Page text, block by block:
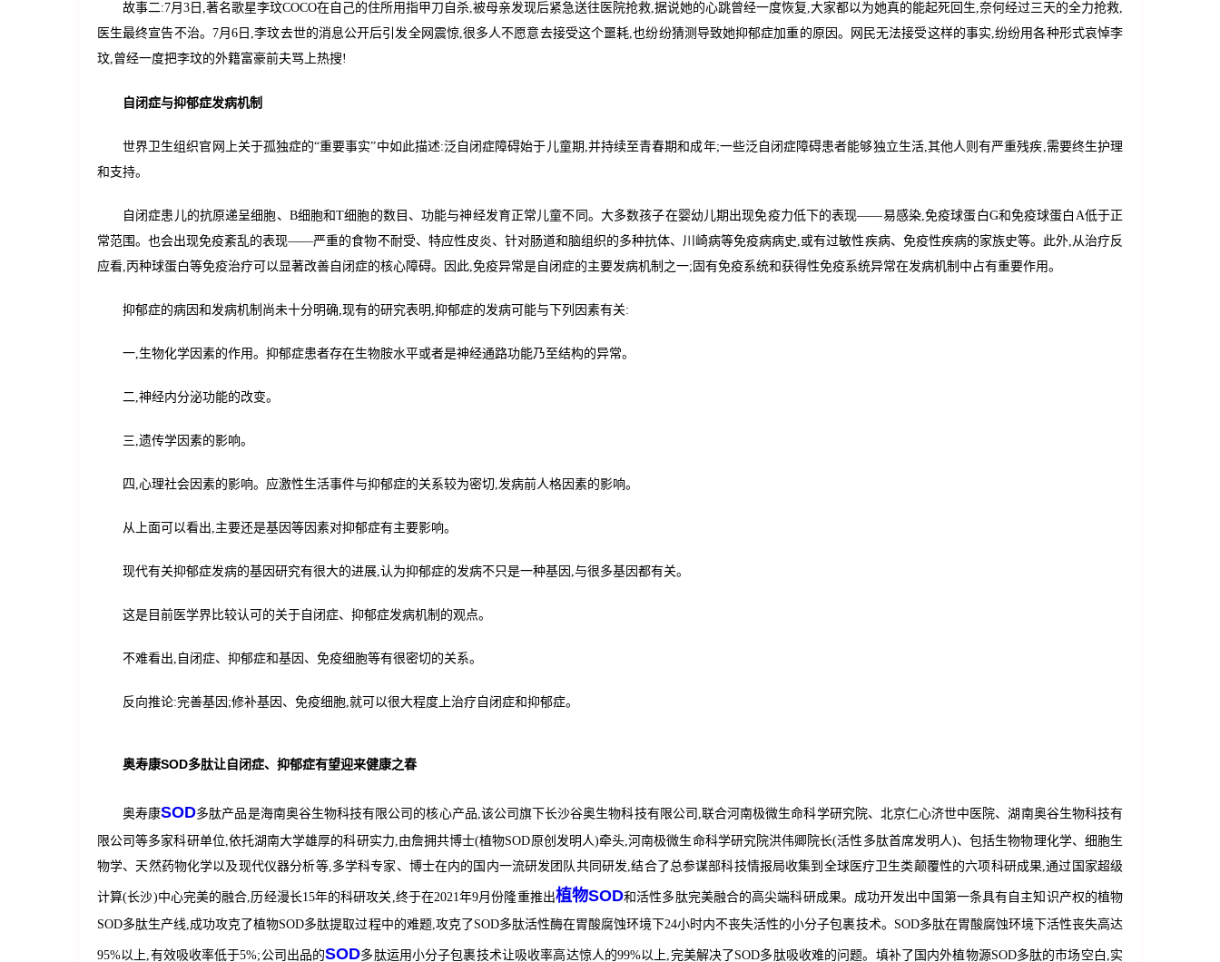
故事二:7月3日,著名歌星李玟COCO在自己的住所用指甲刀自杀,被母亲发现后紧急送往医院抢救,据说她的心跳曾经一度恢复,大家都以为她真的能起死回生,奈何经过三天的全力抢救,
医生最终宣告不治。7月6日,李玟去世的消息公开后引发全网震惊,很多人不愿意去接受这个噩耗,也纷纷猜测导致她抑郁症加重的原因。网民无法接受这样的事实,纷纷用各种形式哀悼李
玟,曾经一度把李玟的外籍富豪前夫骂上热搜!
自闭症与抑郁症发病机制
世界卫生组织官网上关于孤独症的“重要事实”中如此描述:泛自闭症障碍始于儿童期,并持续至青春期和成年;一些泛自闭症障碍患者能够独立生活,其他人则有严重残疾,需要终生护理
和支持。
自闭症患儿的抗原递呈细胞、B细胞和T细胞的数目、功能与神经发育正常儿童不同。大多数孩子在婴幼儿期出现免疫力低下的表现——易感染,免疫球蛋白G和免疫球蛋白A低于正
常范围。也会出现免疫紊乱的表现——严重的食物不耐受、特应性皮炎、针对肠道和脑组织的多种抗体、川崎病等免疫病病史,或有过敏性疾病、免疫性疾病的家族史等。此外,从治疗反
应看,丙种球蛋白等免疫治疗可以显著改善自闭症的核心障碍。因此,免疫异常是自闭症的主要发病机制之一;固有免疫系统和获得性免疫系统异常在发病机制中占有重要作用。
抑郁症的病因和发病机制尚未十分明确,现有的研究表明,抑郁症的发病可能与下列因素有关:
一,生物化学因素的作用。抑郁症患者存在生物胺水平或者是神经通路功能乃至结构的异常。
二,神经内分泌功能的改变。
三,遗传学因素的影响。
四,心理社会因素的影响。应激性生活事件与抑郁症的关系较为密切,发病前人格因素的影响。
从上面可以看出,主要还是基因等因素对抑郁症有主要影响。
现代有关抑郁症发病的基因研究有很大的进展,认为抑郁症的发病不只是一种基因,与很多基因都有关。
这是目前医学界比较认可的关于自闭症、抑郁症发病机制的观点。
不难看出,自闭症、抑郁症和基因、免疫细胞等有很密切的关系。
反向推论:完善基因;修补基因、免疫细胞,就可以很大程度上治疗自闭症和抑郁症。
奥寿康SOD多肽让自闭症、抑郁症有望迎来健康之春
奥寿康SOD多肽产品是海南奥谷生物科技有限公司的核心产品,该公司旗下长沙谷奥生物科技有限公司,联合河南极微生命科学研究院、北京仁心济世中医院、湖南奥谷生物科技有
限公司等多家科研单位,依托湖南大学雄厚的科研实力,由詹拥共博士(植物SOD原创发明人)牵头,河南极微生命科学研究院洪伟卿院长(活性多肽首席发明人)、包括生物物理化学、细胞生
物学、天然药物化学以及现代仪器分析等,多学科专家、博士在内的国内一流研发团队共同研发,结合了总参谋部科技情报局收集到全球医疗卫生类颠覆性的六项科研成果,通过国家超级
计算(长沙)中心完美的融合,历经漫长15年的科研攻关,终于在2021年9月份隆重推出植物SOD和活性多肽完美融合的高尖端科研成果。成功开发出中国第一条具有自主知识产权的植物
SOD多肽生产线,成功攻克了植物SOD多肽提取过程中的难题,攻克了SOD多肽活性酶在胃酸腐蚀环境下24小时内不丧失活性的小分子包裹技术。SOD多肽在胃酸腐蚀环境下活性丧失高达
95%以上,有效吸收率低于5%;公司出品的SOD多肽运用小分子包裹技术让吸收率高达惊人的99%以上,完美解决了SOD多肽吸收难的问题。填补了国内外植物源SOD多肽的市场空白,实